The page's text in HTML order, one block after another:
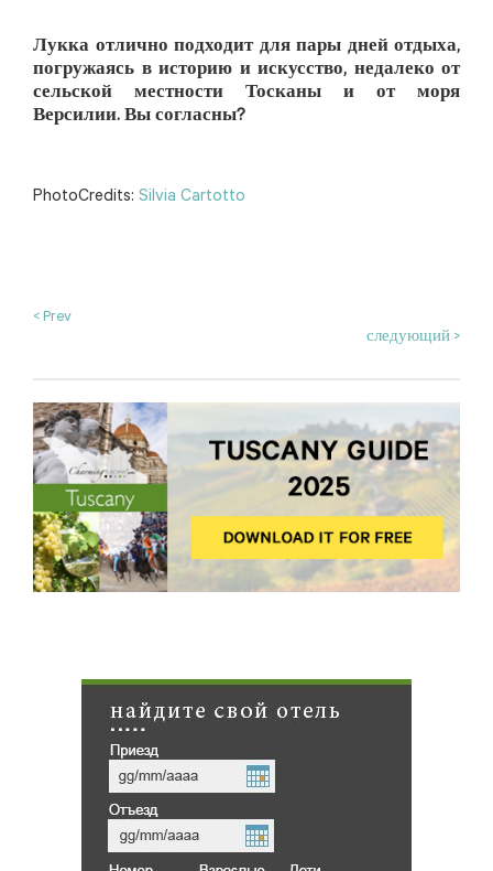
Лукка отлично подходит для пары дней отдыха,
погружаясь в историю и искусство, недалеко от
сельской местности Тосканы и от моря
Версилии. Вы согласны?
PhotoCredits: Silvia Cartotto
< Prev
следующий >